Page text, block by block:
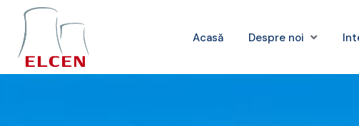
Acasă Despre noi